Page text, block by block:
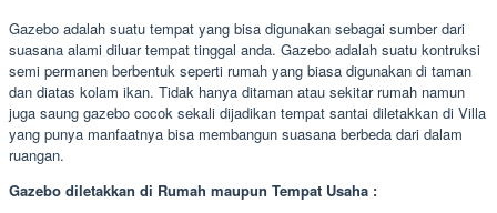
Gazebo adalah suatu tempat yang bisa digunakan sebagai sumber dari
suasana alami diluar tempat tinggal anda. Gazebo adalah suatu kontruksi
semi permanen berbentuk seperti rumah yang biasa digunakan di taman
dan diatas kolam ikan. Tidak hanya ditaman atau sekitar rumah namun
juga saung gazebo cocok sekali dijadikan tempat santai diletakkan di Villa
yang punya manfaatnya bisa membangun suasana berbeda dari dalam
ruangan.
Gazebo diletakkan di Rumah maupun Tempat Usaha :